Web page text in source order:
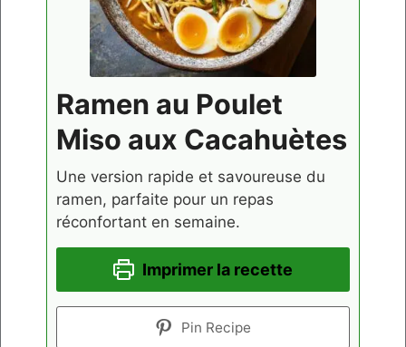
Ramen au Poulet
Miso aux Cacahuètes
Une version rapide et savoureuse du
ramen, parfaite pour un repas
réconfortant en semaine.
Imprimer la recette
Pin Recipe